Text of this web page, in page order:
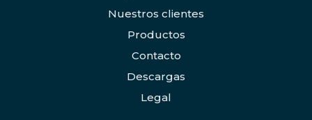
Nuestros clientes
Productos
Contacto
Descargas
Legal